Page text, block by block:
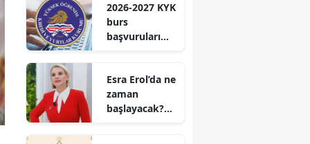
2026-2027 KYK
burs
başvuruları
yüksek lisans
ve doktora
tutarları belli
Esra Erol’da ne
zaman
başlayacak?